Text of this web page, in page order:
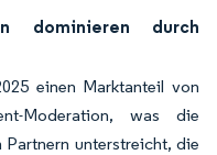
dominieren durch
einen Marktanteil von
Moderation, was die
unterstreicht, die